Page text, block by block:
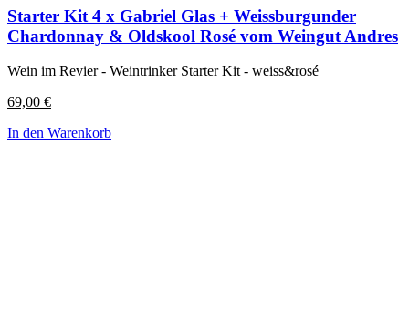
Starter Kit 4 x Gabriel Glas + Weissburgunder
Chardonnay & Oldskool Rosé vom Weingut Andres
Wein im Revier - Weintrinker Starter Kit - weiss&rosé
69,00 €
In den Warenkorb